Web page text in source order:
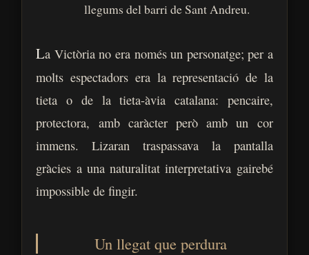
llegums del barri de Sant Andreu.
La Victòria no era només un personatge; per a
molts espectadors era la representació de la
tieta o de la tieta-àvia catalana: pencaire,
protectora, amb caràcter però amb un cor
immens. Lizaran traspassava la pantalla
gràcies a una naturalitat interpretativa gairebé
impossible de fingir.
Un llegat que perdura